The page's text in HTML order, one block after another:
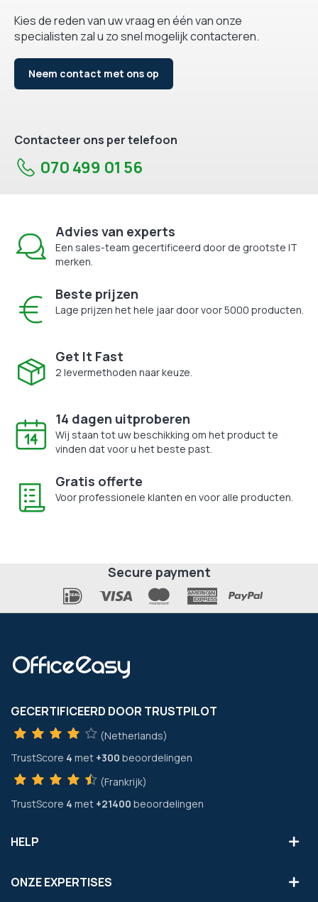
Kies de reden van uw vraag en één van onze
specialisten zal u zo snel mogelijk contacteren.
Neem contact met ons op
Contacteer ons per telefoon
070 499 01 56
Advies van experts
Een sales-team gecertificeerd door de grootste IT
merken.
Beste prijzen
Lage prijzen het hele jaar door voor 5000 producten.
Get It Fast
2 levermethoden naar keuze.
14 dagen uitproberen
Wij staan tot uw beschikking om het product te
vinden dat voor u het beste past.
Gratis offerte
Voor professionele klanten en voor alle producten.
Secure payment
GECERTIFICEERD DOOR TRUSTPILOT
(Netherlands)
TrustScore 4 met +300 beoordelingen
(Frankrijk)
TrustScore 4 met +21400 beoordelingen
HELP
ONZE EXPERTISES